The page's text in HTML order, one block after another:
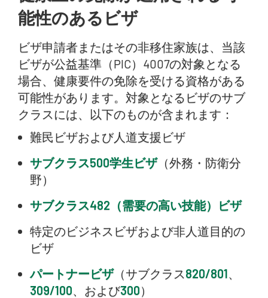
能性のあるビザ
ビザ申請者またはその非移住家族は、当該
ビザが公益基準（PIC）4007の対象となる
場合、健康要件の免除を受ける資格がある
可能性があります。対象となるビザのサブ
クラスには、以下のものが含まれます：
難民ビザおよび人道支援ビザ
サブクラス500学生ビザ（外務・防衛分
野）
サブクラス482（需要の高い技能）ビザ
特定のビジネスビザおよび非人道目的の
ビザ
パートナービザ（サブクラス820/801、
309/100、および300）